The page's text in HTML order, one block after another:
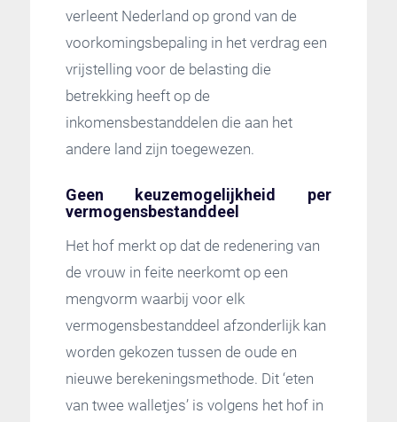
verleent Nederland op grond van de
voorkomingsbepaling in het verdrag een
vrijstelling voor de belasting die
betrekking heeft op de
inkomensbestanddelen die aan het
andere land zijn toegewezen.
Geen keuzemogelijkheid per
vermogensbestanddeel
Het hof merkt op dat de redenering van
de vrouw in feite neerkomt op een
mengvorm waarbij voor elk
vermogensbestanddeel afzonderlijk kan
worden gekozen tussen de oude en
nieuwe berekeningsmethode. Dit ‘eten
van twee walletjes’ is volgens het hof in